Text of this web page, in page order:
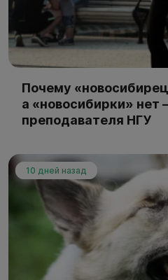
Почему
а «новосибирки» нет
преподавателя НГУ
10 дней назад